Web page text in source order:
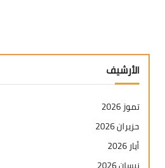
الأرشيف
تموز 2026
حزيران 2026
أيار 2026